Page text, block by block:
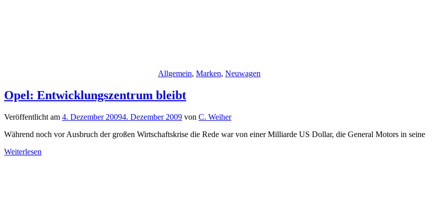
Allgemein, Marken, Neuwagen
Opel: Entwicklungszentrum bleibt
Veröffentlicht am 4. Dezember 20094. Dezember 2009 von C. Weiher
Während noch vor Ausbruch der großen Wirtschaftskrise die Rede war von einer Milliarde US Dollar, die General Motors in seine
Weiterlesen